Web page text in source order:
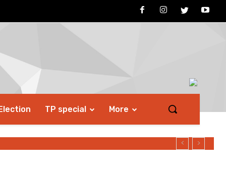
TP special More